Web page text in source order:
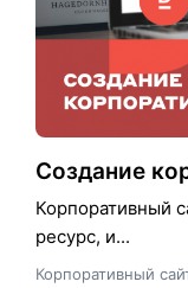
Создание
Корпоративный
ресурс, и...
Корпоративный